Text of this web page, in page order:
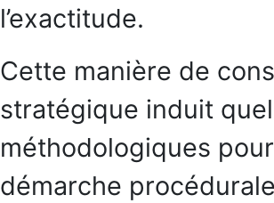
l’exactitude.
Cette manière de
stratégique induit
méthodologiques
démarche